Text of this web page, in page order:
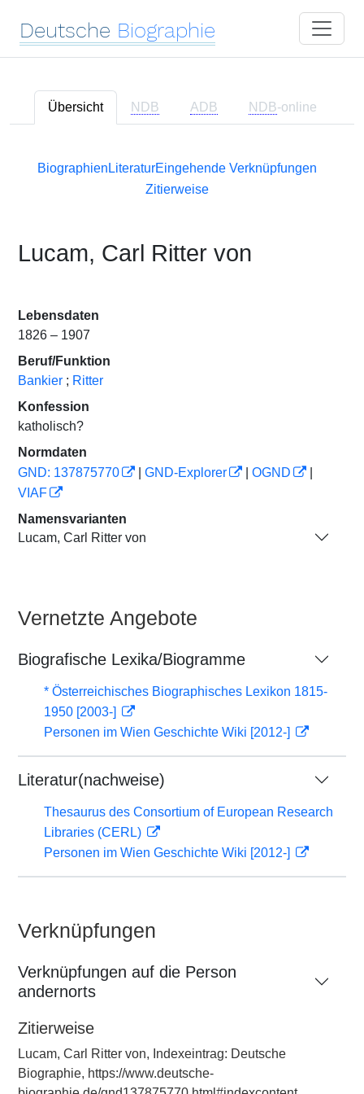
Deutsche Biographie
Übersicht NDB ADB NDB-online
Biographien LiteraturEingehende Verknüpfungen
Zitierweise
Lucam, Carl Ritter von
Lebensdaten
1826 – 1907
Beruf/Funktion
Bankier ; Ritter
Konfession
katholisch?
Normdaten
GND: 137875770
GND-Explorer OGND
VIAF
Namensvarianten
Lucam, Carl Ritter von
Vernetzte Angebote
Biografische Lexika/Biogramme
* Österreichisches Biographisches Lexikon 1815-
1950 [2003-]
Personen im Wien Geschichte Wiki [2012-]
Literatur(nachweise)
Thesaurus des Consortium of European Research
Libraries (CERL)
Personen im Wien Geschichte Wiki [2012-]
Verknüpfungen
Verknüpfungen auf die Person
andernorts
Zitierweise
Lucam, Carl Ritter von, Indexeintrag: Deutsche
Biographie, https://www.deutsche-